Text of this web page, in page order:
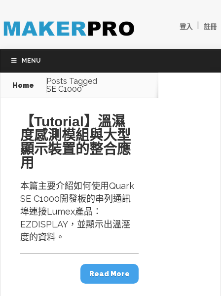
登入 註冊
MENU
Home
Posts Tagged
SE C1000"
【Tutorial】溫濕
度感測模組與大型
顯示裝置的整合應
用
本篇主要介紹如何使用Quark
SE C1000開發板的串列通訊
埠連接Lumex產品：
EZDISPLAY，並顯示出溫溼
度的資料。
Read More